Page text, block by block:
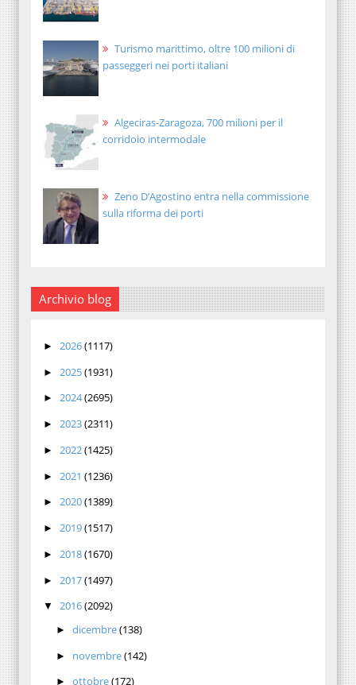
Turismo marittimo, oltre 100 milioni di
passeggeri nei porti italiani
Algeciras-Zaragoza, 700 milioni per il
corridoio intermodale
Zeno D’Agostino entra nella commissione
sulla riforma dei porti
Archivio blog
► 2026(1117)
► 2025(1931)
► 2024(2695)
► 2023(2311)
► 2022(1425)
► 2021 (1236)
► 2020(1389)
► 2019(1517)
► 2018(1670)
► 2017(1497)
▼ 2016(2092)
► dicembre(138)
► novembre(142)
► ottobre(172)